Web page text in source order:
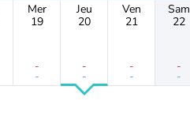
Mer
19
-
-
Jeu
20
-
-
Ven
21
-
-
Sam
22
-
-